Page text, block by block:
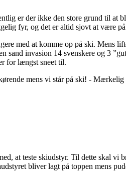
er der ikke den store grund til
fyr, og det er altid sjovt at være
med at komme op på ski. Mens
sand invasion 14 svenskere og 3
for længst sneet til.
mens vi står på ski! -
at teste skiudstyr. Til dette skal vi
bliver lagt på toppen mens